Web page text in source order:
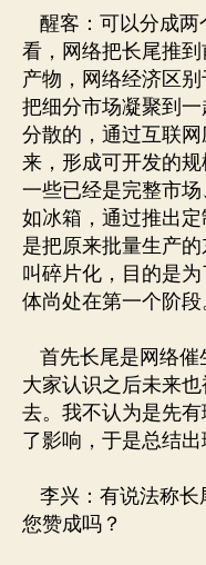
醒客：可以分成两
看，网络把长尾推
产物，网络经济区
把细分市场凝聚到
分散的，通过互联
来，形成可开发的
一些已经是完整市
如冰箱，通过推出
是把原来批量生产
叫碎片化，目的是
体尚处在第一个阶段
首先长尾是网络催
大家认识之后未来
去。我不认为是先
了影响，于是总结出
李兴：有说法称长
您赞成吗？